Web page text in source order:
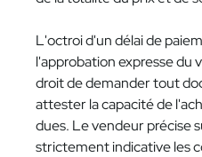
L'octroi d'un délai de
l'approbation expresse du
droit de demander tout
attester la capacité de
dues. Le vendeur précise
strictement indicative les